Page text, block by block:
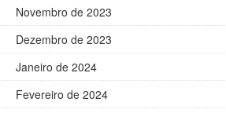
Novembro de 2023
Dezembro de 2023
Janeiro de 2024
Fevereiro de 2024